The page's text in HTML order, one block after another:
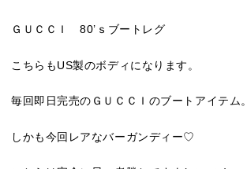
ＧＵＣＣＩ 80’ｓブートレグ
こちらもUS製のボディになります。
毎回即日完売のＧＵＣＣＩのブートアイテム。
しかも今回レアなバーガンディー♡